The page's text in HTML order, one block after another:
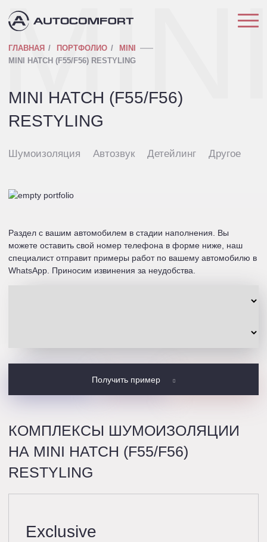
ГЛАВНАЯ ПОРТФОЛИО
MINI
MINI HATCH (F55/F56) RESTYLING
MINI HATCH (F55/F56)
RESTYLING
Шумоизоляция Автозвук Детейлинг Другое
Раздел с вашим автомобилем в стадии наполнения. Вы
можете оставить свой номер телефона в форме ниже, наш
специалист отправит примеры работ по вашему автомобилю в
WhatsApp. Приносим извинения за неудобства.
Получить пример
КОМПЛЕКСЫ ШУМОИЗОЛЯЦИИ
НА MINI HATCH (F55/F56)
RESTYLING
Exclusive